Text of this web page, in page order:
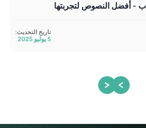
- أفضل النصوص لتجربتها
تاريخ التحديث: